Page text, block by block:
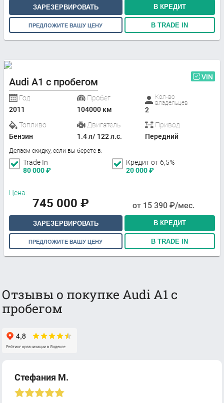
ЗАРЕЗЕРВИРОВАТЬ В КРЕДИТ
ПРЕДЛОЖИТЕ ВАШУ ЦЕНУ В TRADE IN
Audi A1 с пробегом VIN
Год
2011
Пробег
104000 км
Кол-во
владельцев
2
Топливо
Бензин
Двигатель
1.4 л/ 122 л.с.
Привод
Передний
Делаем скидку, если вы берете в:
Trade In
80 000₽
Кредит от 6,5%
20 000₽
Цена:
745 000 ₽ от 15 390 ₽/мес.
ЗАРЕЗЕРВИРОВАТЬ В КРЕДИТ
ПРЕДЛОЖИТЕ ВАШУ ЦЕНУ В TRADE IN
Отзывы о покупке Audi A1 с
пробегом
Стефания М.